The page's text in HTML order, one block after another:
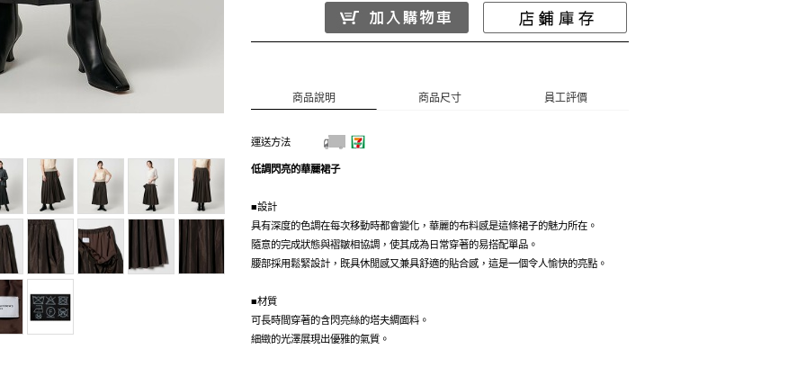
商品說明 商品尺寸 員工評價
運送方法
低調閃亮的華麗裙子
■設計
具有深度的色調在每次移動時都會變化，華麗的布料感是這條裙子的魅力所在。
隨意的完成狀態與褶皺相協調，使其成為日常穿著的易搭配單品。
腰部採用鬆緊設計，既具休閒感又兼具舒適的貼合感，這是一個令人愉快的亮點。
■材質
可長時間穿著的含閃亮絲的塔夫綢面料。
細緻的光澤展現出優雅的氣質。